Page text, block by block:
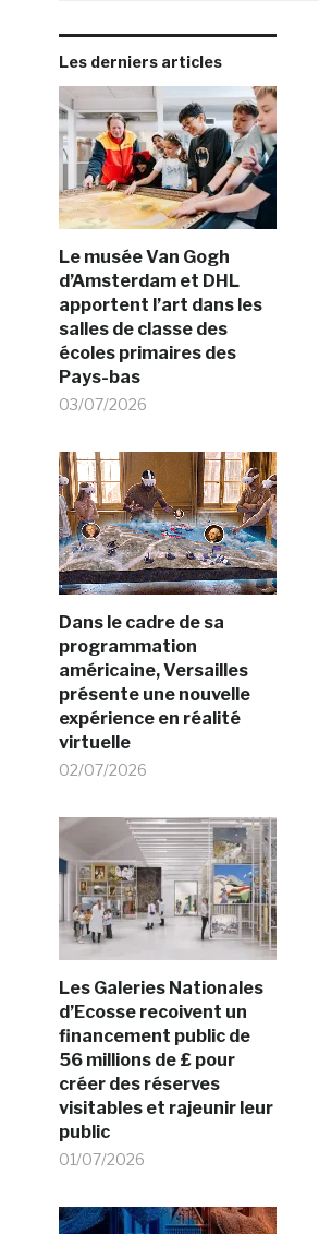
Les derniers articles
Le musée Van Gogh
d’Amsterdam et DHL
apportent l’art dans les
salles de classe des
écoles primaires des
Pays-bas
03/07/2026
Dans le cadre de sa
programmation
américaine, Versailles
présente une nouvelle
expérience en réalité
virtuelle
02/07/2026
Les Galeries Nationales
d’Ecosse recoivent un
financement public de
56 millions de £ pour
créer des réserves
visitables et rajeunir leur
public
01/07/2026